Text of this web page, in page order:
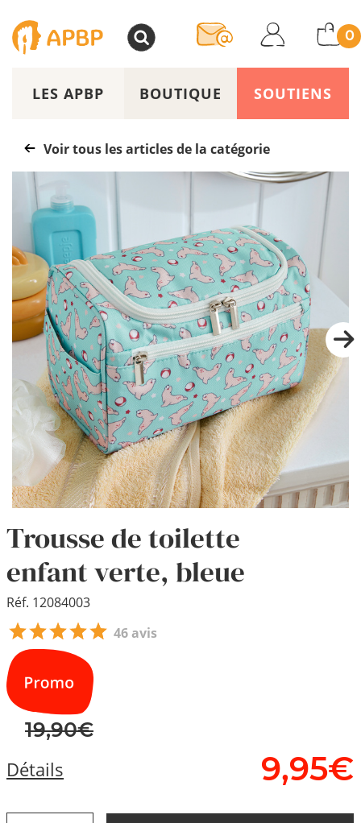
0
LES APBP BOUTIQUE SOUTIENS
Voir tous les articles de la catégorie
Trousse de toilette
enfant verte, bleue
Réf. 12084003
46 avis
19,90€
Détails
9,95€